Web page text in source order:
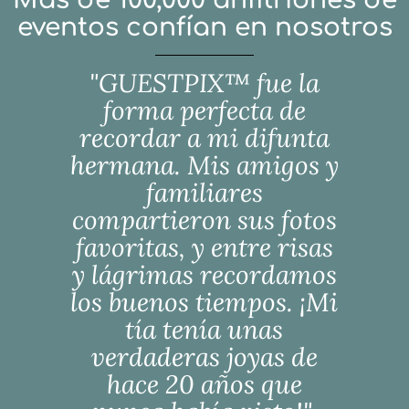
eventos confían en nosotros
"GUESTPIX™ fue la
forma perfecta de
recordar a mi difunta
hermana. Mis amigos y
familiares
compartieron sus fotos
favoritas, y entre risas
y lágrimas recordamos
los buenos tiempos. ¡Mi
tía tenía unas
verdaderas joyas de
hace 20 años que